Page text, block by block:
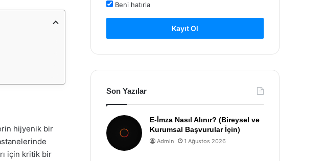
hijyenik bir
için kritik bir
Beni hatırla
Kayıt Ol
Son Yazılar
E-İmza Nasıl Alınır? (Bireysel ve
Kurumsal Başvurular İçin)
Admin 1 Ağustos 2026